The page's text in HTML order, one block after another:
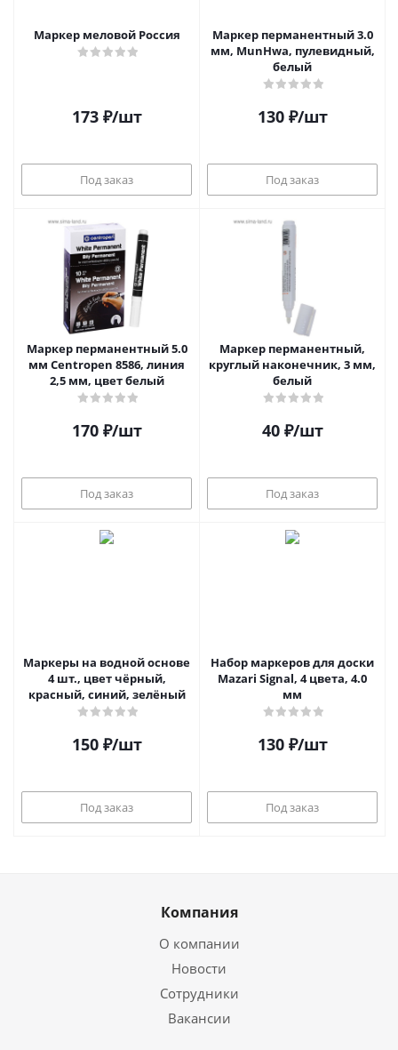
Маркер меловой Россия
173₽/шт
Под заказ
Маркер перманентный 3.0
мм, MunHwa, пулевидный,
белый
130₽/шт
Под заказ
Маркер перманентный 5.0
мм Centropen 8586, линия
2,5 мм, цвет белый
170₽/шт
Под заказ
Маркер перманентный,
круглый наконечник, 3 мм,
белый
40₽/шт
Под заказ
Маркеры на водной основе
4 шт., цвет чёрный,
красный, синий, зелёный
150₽/шт
Под заказ
Набор маркеров для доски
Mazari Signal, 4 цвета, 4.0
мм
130₽/шт
Под заказ
Компания
О компании
Новости
Сотрудники
Вакансии